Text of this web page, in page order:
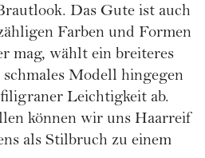
Das Gute ist auch
Farben und Formen
mag, wählt ein breiteres
Modell hingegen
Leichtigkeit ab.
können wir uns Haarreif
als Stilbruch zu einem